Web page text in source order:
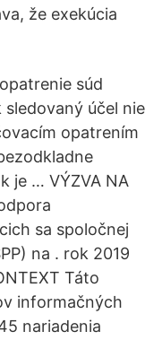
že exekúcia
súd
účel nie
opatrením
je … VÝZVA NA
sa spoločnej
na . rok 2019
Táto
informačných
nariadenia